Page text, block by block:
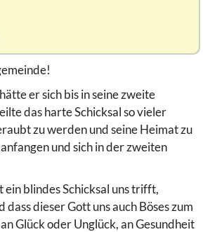
er sich bis in seine zweite
das harte Schicksal so vieler
zu werden und seine Heimat zu
und sich in der zweiten
ein blindes Schicksal uns trifft,
dieser Gott uns auch Böses zum
Glück oder Unglück, an Gesundheit